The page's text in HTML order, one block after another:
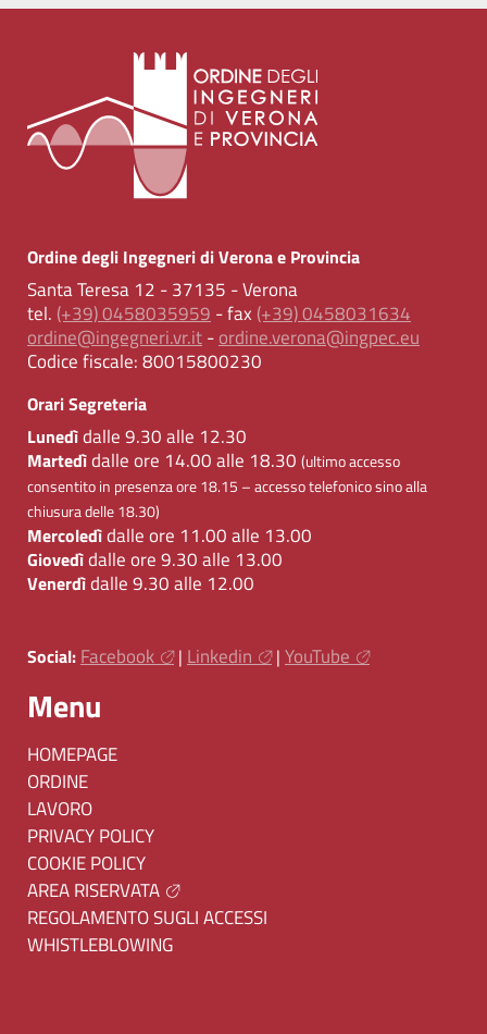
Ordine degli Ingegneri di Verona e Provincia
Santa Teresa 12 - 37135 - Verona
tel. (+39) 0458035959 - fax (+39) 0458031634
ordine@ingegneri.vr.it-ordine.verona@ingpec.eu
Codice fiscale:80015800230
Orari Segreteria
Lunedìdalle 9.30 alle 12.30
Martedìdalle ore 14.00 alle 18.30 (ultimo accesso
consentito in presenza ore 18.15 – accesso telefonico sino alla
chiusura delle 18.30)
Mercoledìdalle ore 11.00 alle 13.00
Giovedìdalle ore 9.30 alle 13.00
Venerdìdalle 9.30 alle 12.00
Social: Facebook | Linkedin | YouTube
Menu
HOMEPAGE
ORDINE
LAVORO
PRIVACY POLICY
COOKIE POLICY
AREA RISERVATA
REGOLAMENTO SUGLI ACCESSI
WHISTLEBLOWING